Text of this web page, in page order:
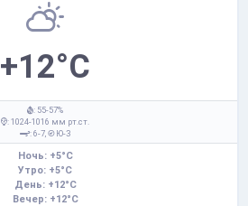
+12°C
: 55-57%
: 1024-1016 мм рт.ст.
: 6-7,
Ю-З
Ночь: +5°C
Утро: +5°C
День: +12°C
Вечер: +12°C